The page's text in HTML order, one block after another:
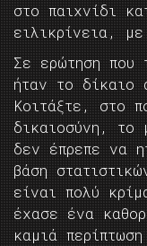
στο παιχνίδι
ειλικρίνεια,
Σε ερώτηση που
ήταν το δίκαιο
Kοιτάξτε, στο
δικαιοσύνη, το
δεν έπρεπε να
βάση
είναι πολύ
έχασε ένα
καμιά